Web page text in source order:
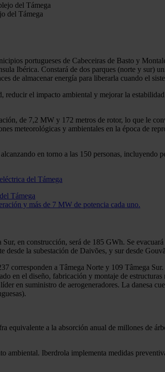
del Támega
portugueses de Cabeceiras de Basto y
Ibérica. Constará de dos parques (norte y sur)
de almacenar energía para liberarla cuando el
el impacto ambiental y mejorar la
de 7,2 MW y 172 metros de rotor, lo que le
meteorológicas y ambientales en la época de
en torno a las 150 personas, incluyendo
Támega
y más de 7 MW de potencia cada uno.
en construcción, será de 185 GWh. Se
la subestación de Daivões, y sur desde
corresponden a Tâmega Norte y 109 Tâmega
en el diseño, fabricación y montaje de
en suministro de aerogeneradores. La danesa
equivalente a la absorción anual de millones de
Iberdrola implementa medidas